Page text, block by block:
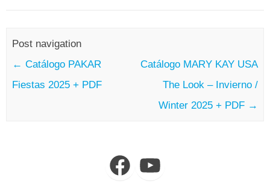
Post navigation
← Catálogo PAKAR
Fiestas 2025 + PDF
Catálogo MARY KAY USA
The Look – Invierno /
Winter 2025 + PDF →
FacebookYouTube